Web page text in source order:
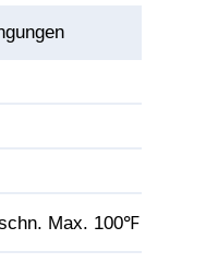
Max. 100℉